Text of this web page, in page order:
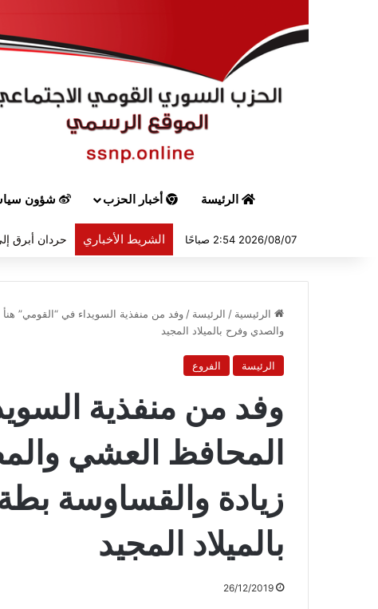
الرئيسة أخبار الحزب شؤون
2026/08/07 2:54 صباحًا الشريط الأخباري حردان أبرق
الرئيسية / الرئيسة / وفد من منفذية السويداء في “القومي”
والصدي وفرح بالميلاد المجيد
الرئيسة الفروع
وفد من منفذية
المحافظ العشي
زيادة والقساوسة
بالميلاد المجيد
26/12/2019